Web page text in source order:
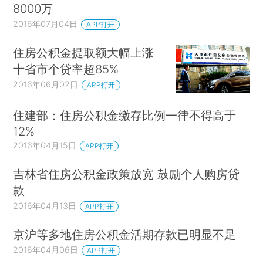
8000万
2016年07月04日 APP打开
住房公积金提取额大幅上涨
十省市个贷率超85%
2016年06月02日 APP打开
住建部：住房公积金缴存比例一律不得高于
12%
2016年04月15日 APP打开
吉林省住房公积金政策放宽 鼓励个人购房贷
款
2016年04月13日 APP打开
京沪等多地住房公积金活期存款已明显不足
2016年04月06日 APP打开